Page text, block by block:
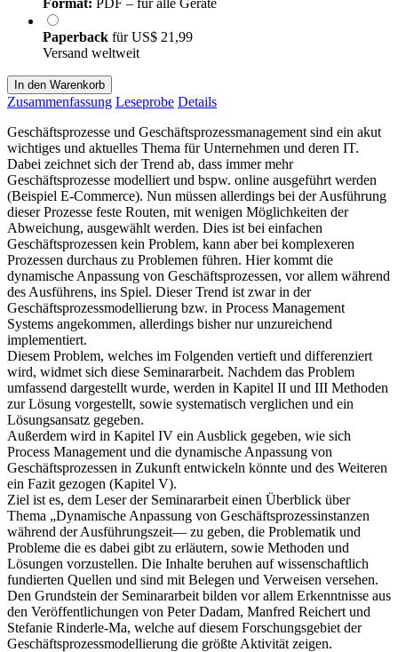
Paperback fürUS$ 21,99
Versand weltweit
In den Warenkorb
Zusammenfassung Leseprobe Details
Geschäftsprozesse und Geschäftsprozessmanagement sind ein akut
wichtiges und aktuelles Thema für Unternehmen und deren IT.
Dabei zeichnet sich der Trend ab, dass immer mehr
Geschäftsprozesse modelliert und bspw. online ausgeführt werden
(Beispiel E-Commerce). Nun müssen allerdings bei der Ausführung
dieser Prozesse feste Routen, mit wenigen Möglichkeiten der
Abweichung, ausgewählt werden. Dies ist bei einfachen
Geschäftsprozessen kein Problem, kann aber bei komplexeren
Prozessen durchaus zu Problemen führen. Hier kommt die
dynamische Anpassung von Geschäftsprozessen, vor allem während
des Ausführens, ins Spiel. Dieser Trend ist zwar in der
Geschäftsprozessmodellierung bzw. in Process Management
Systems angekommen, allerdings bisher nur unzureichend
implementiert.
Diesem Problem, welches im Folgenden vertieft und differenziert
wird, widmet sich diese Seminararbeit. Nachdem das Problem
umfassend dargestellt wurde, werden in Kapitel II und III Methoden
zur Lösung vorgestellt, sowie systematisch verglichen und ein
Lösungsansatz gegeben.
Außerdem wird in Kapitel IV ein Ausblick gegeben, wie sich
Process Management und die dynamische Anpassung von
Geschäftsprozessen in Zukunft entwickeln könnte und des Weiteren
ein Fazit gezogen (Kapitel V).
Ziel ist es, dem Leser der Seminararbeit einen Überblick über
Thema „Dynamische Anpassung von Geschäftsprozessinstanzen
während der Ausführungszeit― zu geben, die Problematik und
Probleme die es dabei gibt zu erläutern, sowie Methoden und
Lösungen vorzustellen. Die Inhalte beruhen auf wissenschaftlich
fundierten Quellen und sind mit Belegen und Verweisen versehen.
Den Grundstein der Seminararbeit bilden vor allem Erkenntnisse aus
den Veröffentlichungen von Peter Dadam, Manfred Reichert und
Stefanie Rinderle-Ma, welche auf diesem Forschungsgebiet der
Geschäftsprozessmodellierung die größte Aktivität zeigen.